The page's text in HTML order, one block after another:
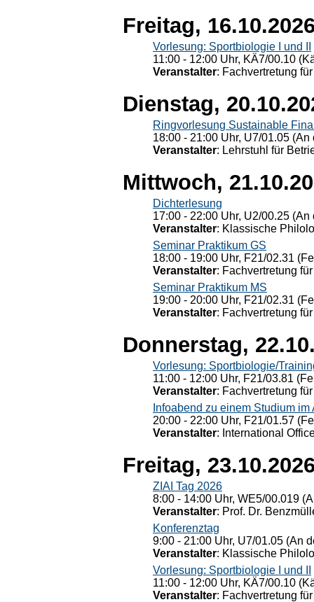
Freitag,
Vorlesung: Sportbiologie I und II
11:00 - 12:00 Uhr, KÄ7/00.10
Veranstalter: Fachvertretung
Dienstag,
Ringvorlesung Sustainable
18:00 - 21:00 Uhr, U7/01.05
Veranstalter: Lehrstuhl für
Mittwoch,
Dichterlesung
17:00 - 22:00 Uhr, U2/00.25
Veranstalter: Klassische
Seminar Praktikum GS
18:00 - 19:00 Uhr, F21/02.31
Veranstalter: Fachvertretung
Seminar Praktikum MS
19:00 - 20:00 Uhr, F21/02.31
Veranstalter: Fachvertretung
Donnerstag,
Vorlesung: Sportbiologie/
11:00 - 12:00 Uhr, F21/03.81
Veranstalter: Fachvertretung
Infoabend zu einem Studium im
20:00 - 22:00 Uhr, F21/01.57
Veranstalter: International
Freitag,
ZIAI Tag 2026
8:00 - 14:00 Uhr, WE5/00.019
Veranstalter: Prof. Dr.
Konferenztag
9:00 - 21:00 Uhr, U7/01.05 (An
Veranstalter: Klassische
Vorlesung: Sportbiologie I und II
11:00 - 12:00 Uhr, KÄ7/00.10
Veranstalter: Fachvertretung